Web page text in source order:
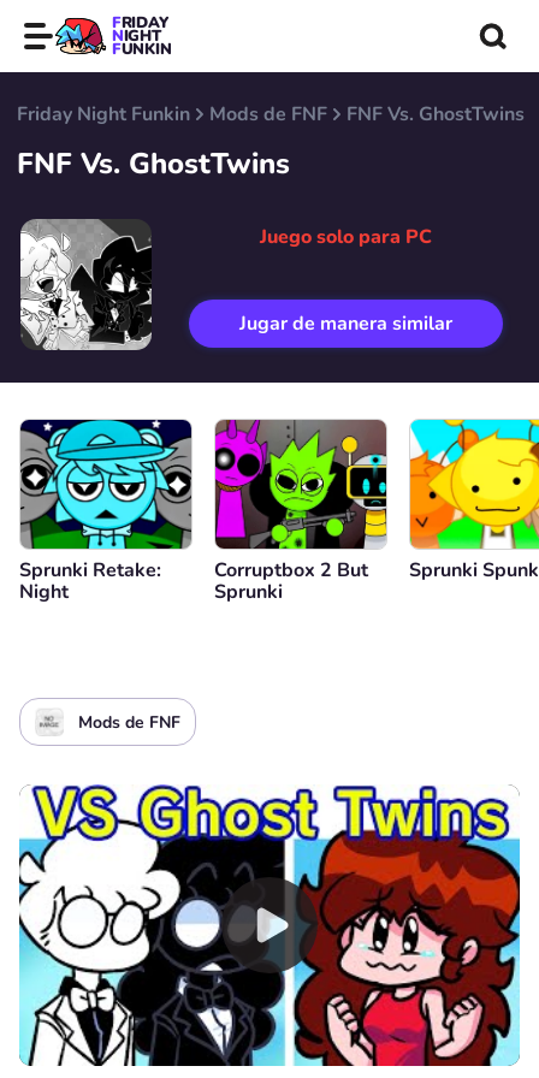
FRIDAY
NIGHT
FUNKIN
Friday Night Funkin Mods de FNF FNF Vs. GhostTwins
FNF Vs. GhostTwins
Juego solo para PC
Jugar de manera similar
Sprunki Retake:
Night
Corruptbox 2 But
Sprunki
Sprunki
Mods de FNF